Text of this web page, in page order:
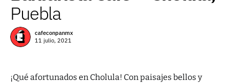
Puebla
cafeconpanmx
11 julio, 2021
¡Qué afortunados en Cholula! Con paisajes bellos y